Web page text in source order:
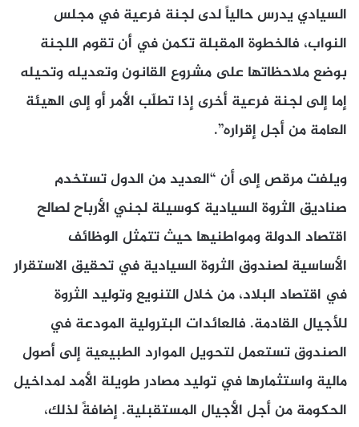
السيادي يدرس حالياً لدى لجنة فرعية في مجلس
النواب، فالخطوة المقبلة تكمن في أن تقوم اللجنة
بوضع ملاحظاتها على مشروع القانون وتعديله وتحيله
إما إلى لجنة فرعية أخرى إذا تطلّب الأمر أو إلى الهيئة
العامة من أجل إقراره”.
ويلفت مرقص إلى أن “العديد من الدول تستخدم
صناديق الثروة السيادية كوسيلة لجني الأرباح لصالح
اقتصاد الدولة ومواطنيها حيث تتمثل الوظائف
الأساسية لصندوق الثروة السيادية في تحقيق الاستقرار
في اقتصاد البلاد، من خلال التنويع وتوليد الثروة
للأجيال القادمة. فالعائدات البترولية المودعة في
الصندوق تستعمل لتحويل الموارد الطبيعية إلى أصول
مالية واستثمارها في توليد مصادر طويلة الأمد لمداخيل
الحكومة من أجل الأجيال المستقبلية. إضافةً لذلك،